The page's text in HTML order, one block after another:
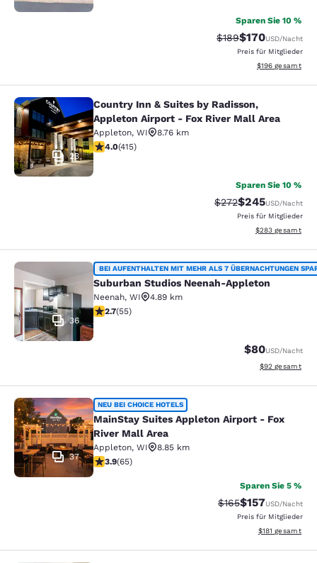
Sparen Sie 10 %
Durchgestrichener
$189Vergünstigter
$170USD/Nacht
Preis für Mitglieder
Geschätzte
$196 gesamt
Country Inn & Suites by Radisson,
23
Country Inn & Suites by Radisson,
Appleton Airport - Fox River Mall Area
Appleton, WI
8.76 km
3.96-Sterne-Bewertung. Gut. 415 Bewertungen
4.0(415)
Sparen Sie 10 %
Durchgestrichener
$272Vergünstigter
$245USD/Nacht
Preis für Mitglieder
Geschätzte
$283 gesamt
Suburban Studios Neenah-Appleton
36
BEI AUFENTHALTEN MIT MEHR ALS 7 ÜBERNACHTUNGEN
Suburban Studios Neenah-Appleton
Neenah, WI
4.89 km
2.71-Sterne-Bewertung. Mittelmäßig. 55 Bewertungen
2.7(55)
$80USD/Nacht
Geschätzte
$92 gesamt
MainStay Suites Appleton Airport -
37
NEU BEI CHOICE HOTELS
MainStay Suites Appleton Airport - Fox
River Mall Area
Appleton, WI
8.85 km
3.88-Sterne-Bewertung. Gut. 65 Bewertungen
3.9(65)
Sparen Sie 5 %
Durchgestrichener
$165Vergünstigter
$157USD/Nacht
Preis für Mitglieder
Geschätzte
$181 gesamt